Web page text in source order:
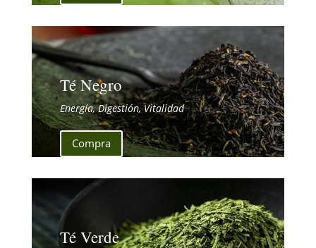
Té Negro
Energía, Digestión, Vitalidad
Compra
Té Verde